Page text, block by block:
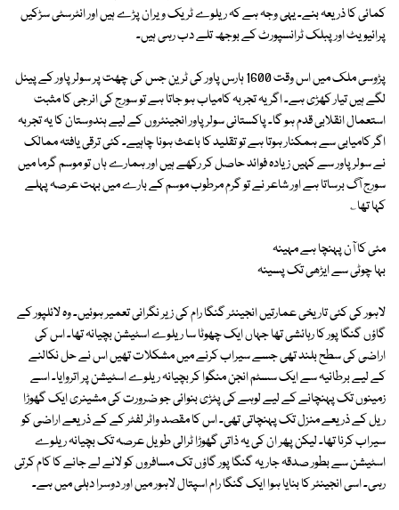
کمائی کا ذریعہ بنے۔ یہی وجہ ہے کہ ریلوے ٹریک ویران پڑے ہیں اور انٹرسٹی سڑکیں
پرائیویٹ اور پبلک ٹرانسپورٹ کے بوجھ تلے دب رہی ہیں۔
پڑوسی ملک میں اس وقت 1600 ہارس پاور کی ٹرین جس کی چھت پر سولر پاور کے پینل
لگے ہیں تیار کھڑی ہے۔ اگر یہ تجربہ کامیاب ہو جاتا ہے تو سورج کی انرجی کا مثبت
استعمال انقلابی قدم ہو گا۔ پاکستانی سولر پاور انجینئروں کے لیے ہندوستان کا یہ تجربہ
اگر کامیابی سے ہمکنار ہوتا ہے تو تقلید کا باعث ہونا چاہیے۔ کئی ترقی یافتہ ممالک
نے سولر پاور سے کہیں زیادہ فوائد حاصل کر رکھے ہیں اور ہمارے ہاں تو موسم گرما میں
سورج آگ برساتا ہے اور شاعر نے تو گرم مرطوب موسم کے بارے میں بہت عرصہ پہلے
کہا تھا؎
مئی کا آن پہنچا ہے مہینہ
بہا چوٹی سے ایڑھی تک پسینہ
لاہور کی کئی تاریخی عمارتیں انجینئر گنگا رام کی زیر نگرانی تعمیر ہوئیں۔ وہ لائلپور کے
گاؤں گنگا پور کا رہائشی تھا جہاں ایک چھوٹا سا ریلوے اسٹیشن بچیانہ تھا۔ اس کی
اراضی کی سطح بلند تھی جسے سیراب کرنے میں مشکلات تھیں اس نے حل نکالنے
کے لیے برطانیہ سے ایک سسٹم انجن منگوا کر بچیانہ ریلوے اسٹیشن پر اتروایا۔ اسے
زمینوں تک پہنچانے کے لیے لوہے کی پٹڑی بنوائی جو ضرورت کی مشینری ایک گھوڑا
ریل کے ذریعے منزل تک پہنچاتی تھی۔ اس کا مقصد واٹر لفٹر کے کے ذریعے اراضی کو
سیراب کرنا تھا۔ لیکن پھر ان کی یہ ذاتی گھوڑا ٹرالی طویل عرصہ تک بچیانہ ریلوے
اسٹیشن سے بطور صدقہ جاریہ گنگا پور گاؤں تک مسافروں کو لانے لے جانے کا کام کرتی
رہی۔ اسی انجینئر کا بنایا ہوا ایک گنگا رام اسپتال لاہور میں اور دوسرا دہلی میں ہے۔